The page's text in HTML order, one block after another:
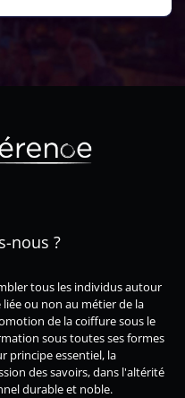
nous ?
tous les individus autour
ou non au métier de la
de la coiffure sous le
sous toutes ses formes
principe essentiel, la
des savoirs, dans l'altérité
durable et noble.